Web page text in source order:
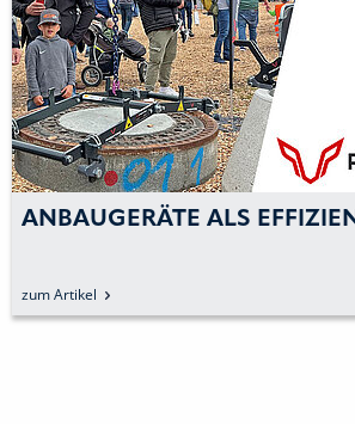
ANBAUGERÄTE ALS
zum Artikel